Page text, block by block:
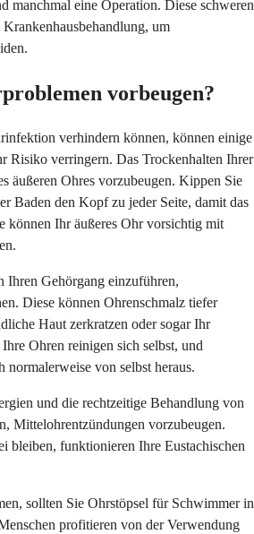
manchmal eine Operation. Diese schweren
um
vorbeugen?
verhindern können, können einige
Risiko verringern. Das Trockenhalten Ihrer
äußeren Ohres vorzubeugen. Kippen Sie
Baden den Kopf zu jeder Seite, damit das
können Ihr äußeres Ohr vorsichtig mit
Ihren Gehörgang einzuführen,
Diese können Ohrenschmalz tiefer
Haut zerkratzen oder sogar Ihr
Ohren reinigen sich selbst, und
normalerweise von selbst heraus.
und die rechtzeitige Behandlung von
Mittelohrentzündungen vorzubeugen.
bleiben, funktionieren Ihre Eustachischen
sollten Sie Ohrstöpsel für Schwimmer in
profitieren von der Verwendung